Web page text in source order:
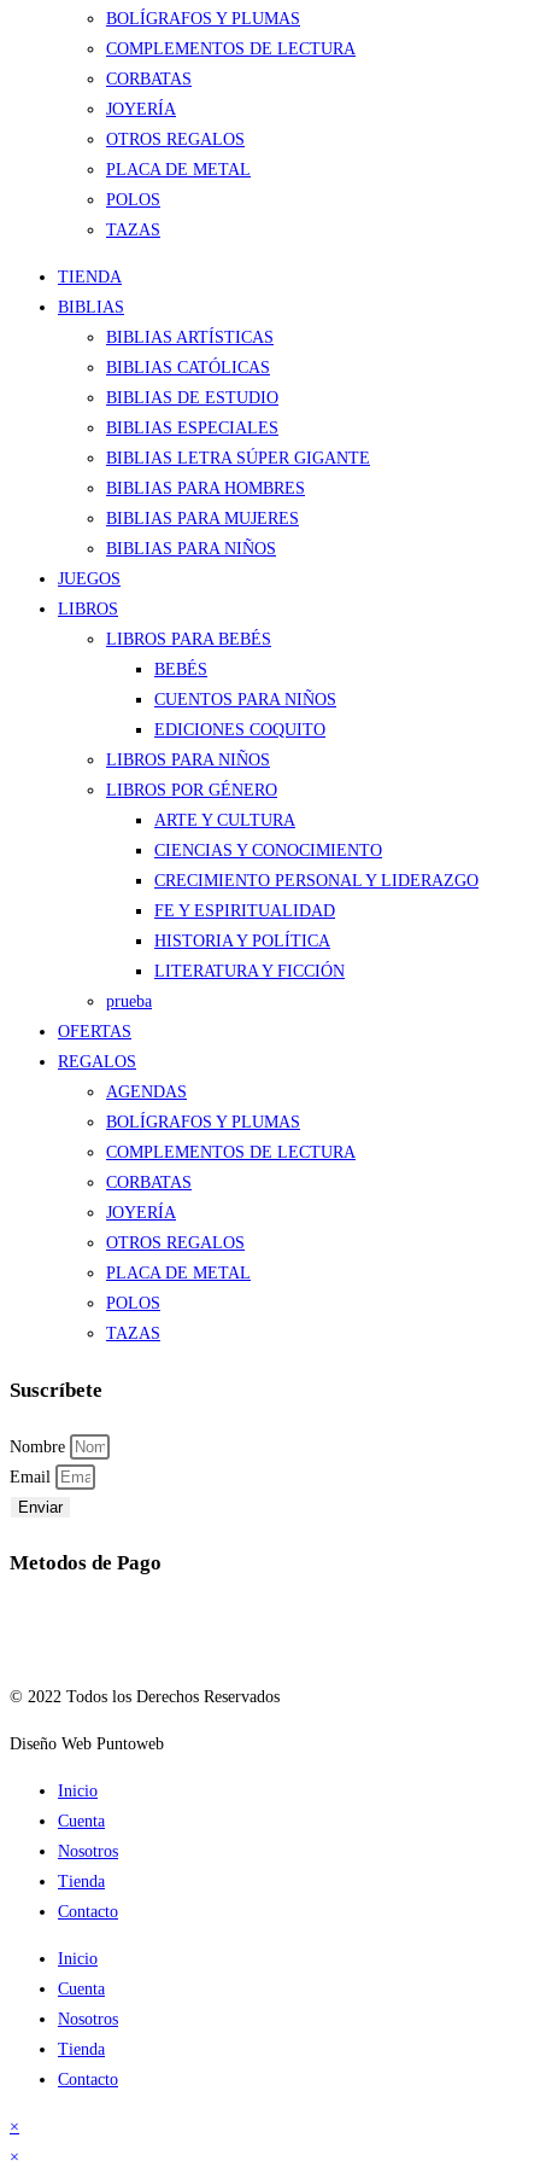
BOLÍGRAFOS Y PLUMAS
COMPLEMENTOS DE LECTURA
CORBATAS
JOYERÍA
OTROS REGALOS
PLACA DE METAL
POLOS
TAZAS
TIENDA
BIBLIAS
BIBLIAS ARTÍSTICAS
BIBLIAS CATÓLICAS
BIBLIAS DE ESTUDIO
BIBLIAS ESPECIALES
BIBLIAS LETRA SÚPER GIGANTE
BIBLIAS PARA HOMBRES
BIBLIAS PARA MUJERES
BIBLIAS PARA NIÑOS
JUEGOS
LIBROS
LIBROS PARA BEBÉS
BEBÉS
CUENTOS PARA NIÑOS
EDICIONES COQUITO
LIBROS PARA NIÑOS
LIBROS POR GÉNERO
ARTE Y CULTURA
CIENCIAS Y CONOCIMIENTO
CRECIMIENTO PERSONAL Y LIDERAZGO
FE Y ESPIRITUALIDAD
HISTORIA Y POLÍTICA
LITERATURA Y FICCIÓN
prueba
OFERTAS
REGALOS
AGENDAS
BOLÍGRAFOS Y PLUMAS
COMPLEMENTOS DE LECTURA
CORBATAS
JOYERÍA
OTROS REGALOS
PLACA DE METAL
POLOS
TAZAS
Suscríbete
Nombre
Email
Enviar
Metodos de Pago
© 2022 Todos los Derechos Reservados
Diseño Web Puntoweb
Inicio
Cuenta
Nosotros
Tienda
Contacto
Inicio
Cuenta
Nosotros
Tienda
Contacto
×
×